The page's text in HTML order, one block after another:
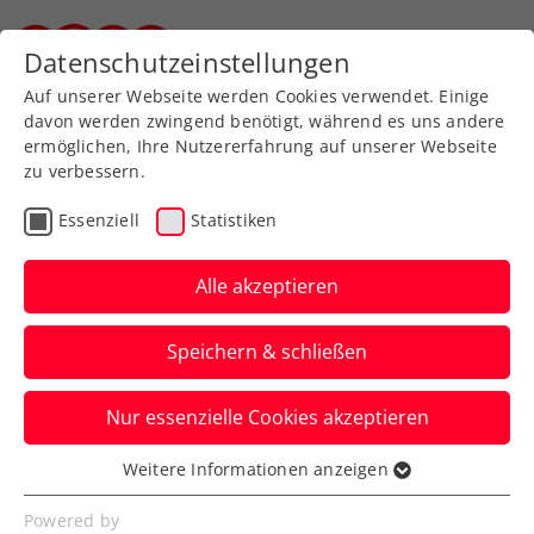
Zurück zur Newsübersicht
Rollstuhltennis
Senioren
ITF-Tour: Premieren für
Picorusevic, Pinter und
Freitag
Datenschutzeinstellungen
Auf unserer Webseite werden Cookies verwendet. Einige
davon werden zwingend benötigt, während es uns andere
ermöglichen, Ihre Nutzererfahrung auf unserer Webseite
zu verbessern.
Essenziell Statistiken
Alle akzeptieren
Speichern & schließen
Nur essenzielle Cookies akzeptieren
Essenziell
Essenzielle Cookies werden für grundlegende
Weitere Informationen anzeigen
Powered by